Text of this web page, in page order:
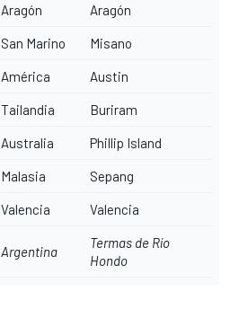
Aragón Aragón
San Marino Misano
América Austin
Tailandia Buriram
Australia Phillip Island
Malasia Sepang
Valencia Valencia
Argentina
Termas de Río
Hondo